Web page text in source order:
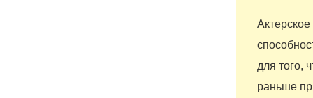
для того,
раньше